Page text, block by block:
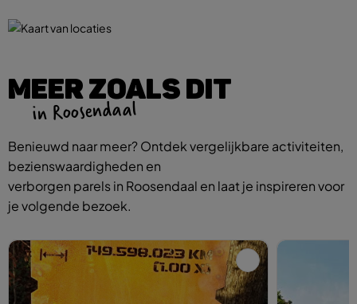
MEER ZOALS DIT
in Roosendaal
Benieuwd naar meer? Ontdek vergelijkbare activiteiten,
bezienswaardigheden en
verborgen parels in Roosendaal en laat je inspireren voor
je volgende bezoek.